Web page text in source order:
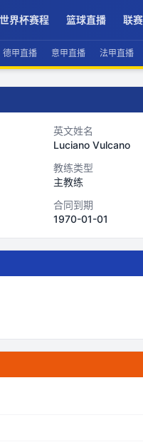
世界杯赛程 篮球直播 联
德甲直播 意甲直播 法甲直播
英文姓名
Luciano Vulcano
教练类型
主教练
合同到期
1970-01-01